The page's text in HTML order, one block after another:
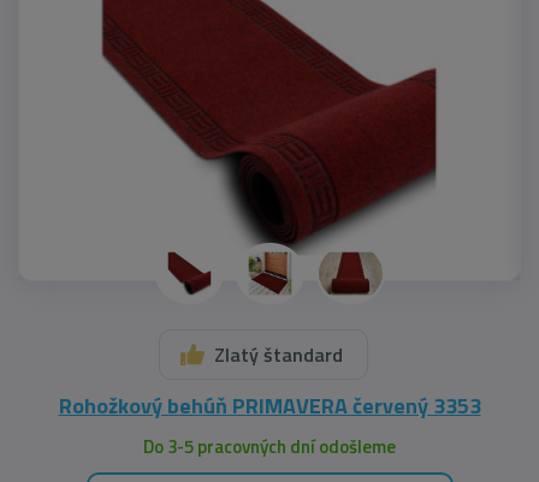
Zlatý štandard
Rohožkový behúň PRIMAVERA červený 3353
Do 3-5 pracovných dní odošleme